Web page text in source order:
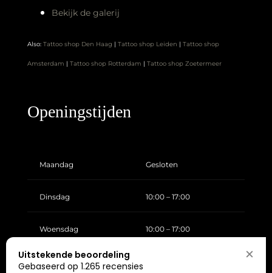
Bekijk de galerij
Also: Tattoo shop Den Haag | Tattoo shop Leiden | Tattoo shop
Amsterdam | Tattoo shop Rotterdam | Tattoo shop Zoetermeer
Openingstijden
Maandag Gesloten
Dinsdag 10:00 – 17:00
Woensdag 10:00 – 17:00
Donderdag
Uitstekende beoordeling
Gebaseerd op 1.265 recensies